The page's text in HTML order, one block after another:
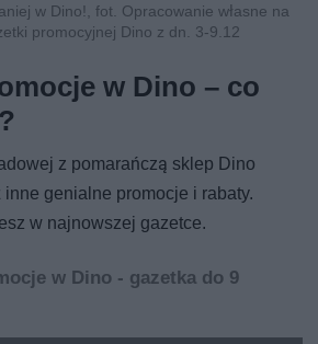
w Dino!, fot. Opracowanie własne na
promocyjnej Dino z dn. 3-9.12
w Dino – co
z pomarańczą sklep Dino
inne genialne promocje i rabaty.
w najnowszej gazetce.
w Dino - gazetka do 9